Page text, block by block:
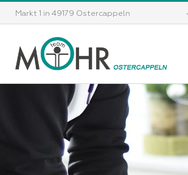
Markt 1 in 49179 Ostercappeln